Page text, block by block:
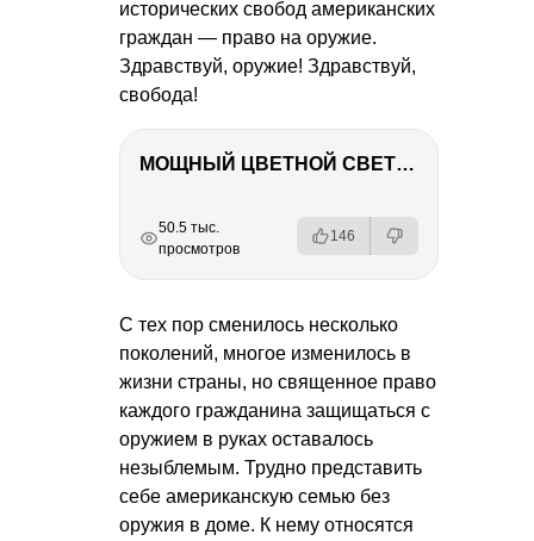
исторических свобод американских
граждан — право на оружие.
Здравствуй, оружие! Здравствуй,
свобода!
МОЩНЫЙ ЦВЕТНОЙ СВЕТ – NANLITE FC-500C
РЕКЛАМА
РЕКЛАМА
РЕКЛАМА
РЕКЛАМА
50.5 тыс.
просмотров
146
С тех пор сменилось несколько
поколений, многое изменилось в
жизни страны, но священное право
каждого гражданина защищаться с
оружием в руках оставалось
незыблемым. Трудно представить
себе американскую семью без
оружия в доме. К нему относятся